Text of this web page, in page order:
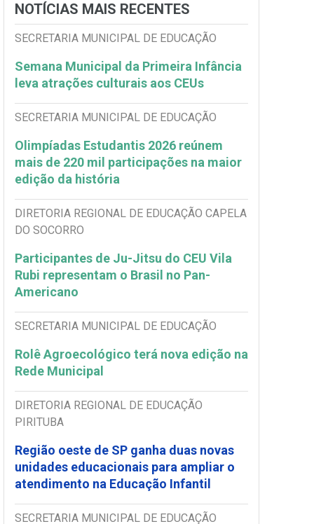
NOTÍCIAS MAIS RECENTES
SECRETARIA MUNICIPAL DE EDUCAÇÃO
Semana Municipal da Primeira Infância
leva atrações culturais aos CEUs
SECRETARIA MUNICIPAL DE EDUCAÇÃO
Olimpíadas Estudantis 2026 reúnem
mais de 220 mil participações na maior
edição da história
DIRETORIA REGIONAL DE EDUCAÇÃO CAPELA
DO SOCORRO
Participantes de Ju-Jitsu do CEU Vila
Rubi representam o Brasil no Pan-
Americano
SECRETARIA MUNICIPAL DE EDUCAÇÃO
Rolê Agroecológico terá nova edição na
Rede Municipal
DIRETORIA REGIONAL DE EDUCAÇÃO
PIRITUBA
Região oeste de SP ganha duas novas
unidades educacionais para ampliar o
atendimento na Educação Infantil
SECRETARIA MUNICIPAL DE EDUCAÇÃO